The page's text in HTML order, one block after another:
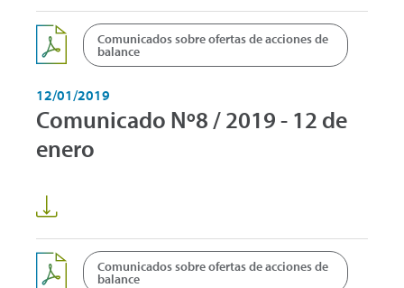
Comunicados sobre ofertas de acciones de
balance
12/01/2019
Comunicado Nº8 / 2019 - 12 de
enero
Comunicados sobre ofertas de acciones de
balance